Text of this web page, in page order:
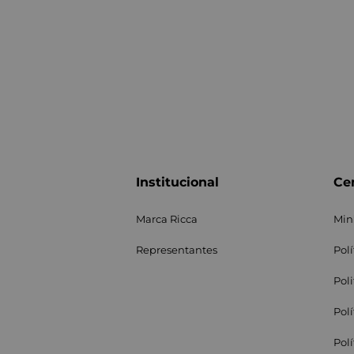
Institucional
Marca Ricca
Representantes